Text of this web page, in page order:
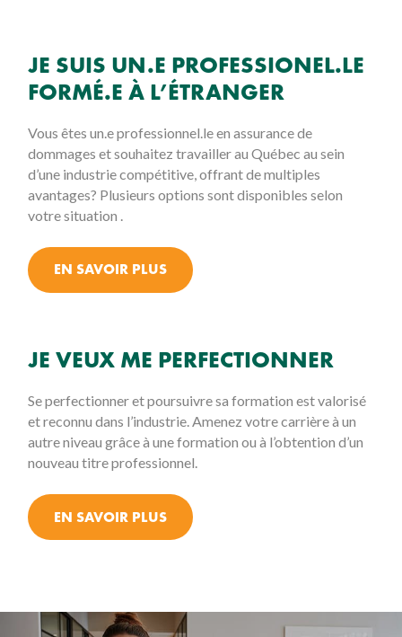
JE SUIS UN.E PROFESSIONEL.LE
FORMÉ.E À L’ÉTRANGER
Vous êtes un.e professionnel.le en assurance de
dommages et souhaitez travailler au Québec au sein
d’une industrie compétitive, offrant de multiples
avantages? Plusieurs options sont disponibles selon
votre situation .
EN SAVOIR PLUS
JE VEUX ME PERFECTIONNER
Se perfectionner et poursuivre sa formation est valorisé
et reconnu dans l’industrie. Amenez votre carrière à un
autre niveau grâce à une formation ou à l’obtention d’un
nouveau titre professionnel.
EN SAVOIR PLUS